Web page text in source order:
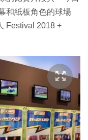
和紙板角色的球場
Festival 2018 +